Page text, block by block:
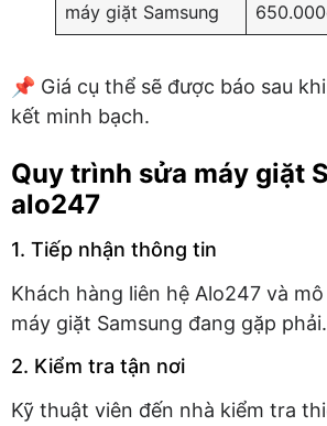
máy giặt Samsung
📌 Giá cụ thể sẽ được báo sau
kết minh bạch.
Quy trình sửa máy giặt
alo247
1. Tiếp nhận thông tin
Khách hàng liên hệ Alo247 và
máy giặt Samsung đang gặp phải.
2. Kiểm tra tận nơi
Kỹ thuật viên đến nhà kiểm tra